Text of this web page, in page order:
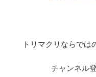
トリマクリならでは
チャンネル